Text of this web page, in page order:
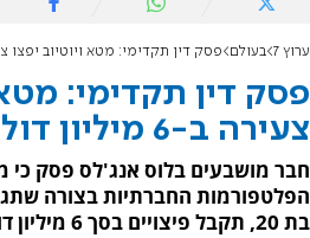
ערוץ 7 בעולם פסק דין תקדימי: מטא ויוטיוב יפצו צעירה ב-6
פסק דין תקדימי: מטא
צעירה ב-6 מיליון דולר
חבר מושבעים בלוס אנג'לס פסק כי
הפלטפורמות החברתיות בצורה
בת 20, תקבל פיצויים בסך 6 מיליון דולר.